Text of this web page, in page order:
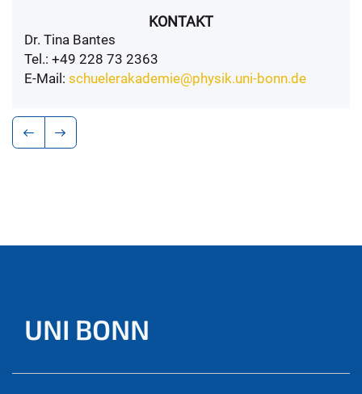
KONTAKT
Dr. Tina Bantes
Tel.: +49 228 73 2363
E-Mail: schuelerakademie@physik.uni-bonn.de
UNI BONN